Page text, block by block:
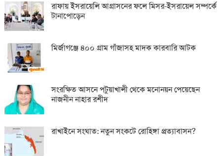
রাফায় ইসরায়েলি আগ্রাসনের ফলে মিসর-ইসরায়েল সম্পর্কে
টানাপোড়েন
মির্জাগঞ্জে ৪০০ গ্রাম গাঁজাসহ মাদক কারবারি আটক
সংরক্ষিত আসনে পটুয়াখালী থেকে মনোনয়ন পেয়েছেন
নাজনীন নাহার রশীদ
রাখাইনে সংঘাত: নতুন সংকটে রোহিঙ্গা প্রত্যাবাসন?